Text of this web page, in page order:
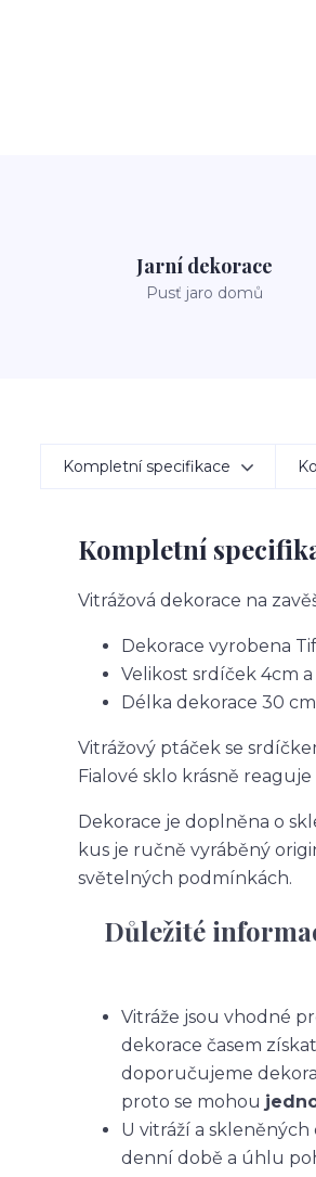
Jarní dekorace
Pusť jaro domů
Kompletní specifikace
Kompletní
Vitrážová dekorace na
Dekorace vyrobena
Velikost srdíček 4cm
Délka dekorace 30
Vitrážový ptáček se
Fialové sklo krásně
Dekorace je doplněna o
kus je ručně vyráběný
světelných podmínkách.
Důležité
Vitráže jsou vhodné
dekorace časem
doporučujeme
proto se mohou
U vitráží a skleněných
denní době a úhlu